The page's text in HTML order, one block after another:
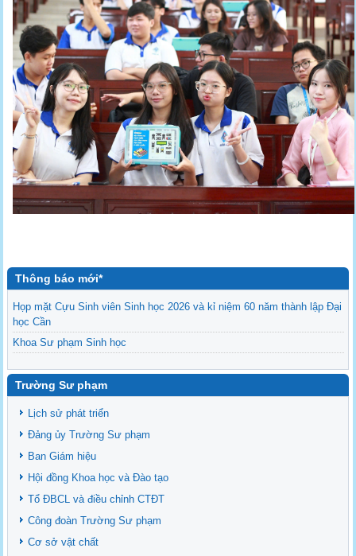
Thông báo mới*
Họp mặt Cựu Sinh viên Sinh học 2026 và kỉ niệm 60 năm thành lập Đại
học Cần
Khoa Sư phạm Sinh học
Mời họp mặt Cựu Sinh viên Bộ môn Sư phạm Sinh học 2024
Trường Sư phạm
Lịch sử phát triển
Đảng ủy Trường Sư phạm
Ban Giám hiệu
Hội đồng Khoa học và Đào tạo
Tổ ĐBCL và điều chỉnh CTĐT
Công đoàn Trường Sư phạm
Cơ sở vật chất